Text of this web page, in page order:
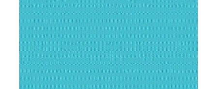
Wasser in der Schweiz.